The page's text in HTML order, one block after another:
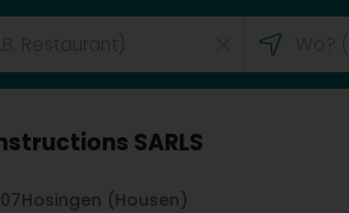
SARLS
Hosingen (Housen)